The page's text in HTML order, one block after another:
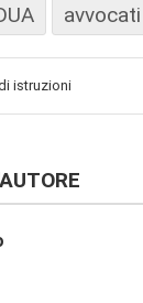
avvocati
istruzioni